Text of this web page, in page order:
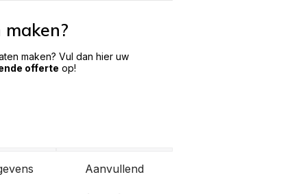
maken? Vul dan hier uw
offerte op!
Aanvullend